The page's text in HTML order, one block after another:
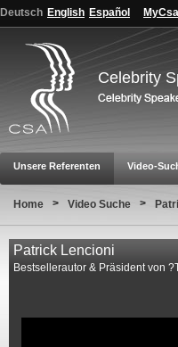
Deutsch English Español MyCsa
Celebrity
Unsere Referenten Video-
Home > Video Suche >
Patrick Lencioni
Bestsellerautor & Präsident von